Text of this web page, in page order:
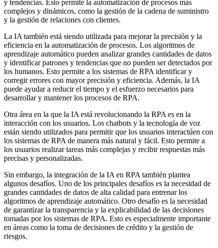
y tendencias. Esto permite la automatización de procesos más
complejos y dinámicos, como la gestión de la cadena de suministro
y la gestión de relaciones con clientes.
La IA también está siendo utilizada para mejorar la precisión y la
eficiencia en la automatización de procesos. Los algoritmos de
aprendizaje automático pueden analizar grandes cantidades de datos
y identificar patrones y tendencias que no pueden ser detectados por
los humanos. Esto permite a los sistemas de RPA identificar y
corregir errores con mayor precisión y eficiencia. Además, la IA
puede ayudar a reducir el tiempo y el esfuerzo necesarios para
desarrollar y mantener los procesos de RPA.
Otra área en la que la IA está revolucionando la RPA es en la
interacción con los usuarios. Los chatbots y la tecnología de voz
están siendo utilizados para permitir que los usuarios interactúen con
los sistemas de RPA de manera más natural y fácil. Esto permite a
los usuarios realizar tareas más complejas y recibir respuestas más
precisas y personalizadas.
Sin embargo, la integración de la IA en RPA también plantea
algunos desafíos. Uno de los principales desafíos es la necesidad de
grandes cantidades de datos de alta calidad para entrenar los
algoritmos de aprendizaje automático. Otro desafío es la necesidad
de garantizar la transparencia y la explicabilidad de las decisiones
tomadas por los sistemas de RPA. Esto es especialmente importante
en áreas como la toma de decisiones de crédito y la gestión de
riesgos.